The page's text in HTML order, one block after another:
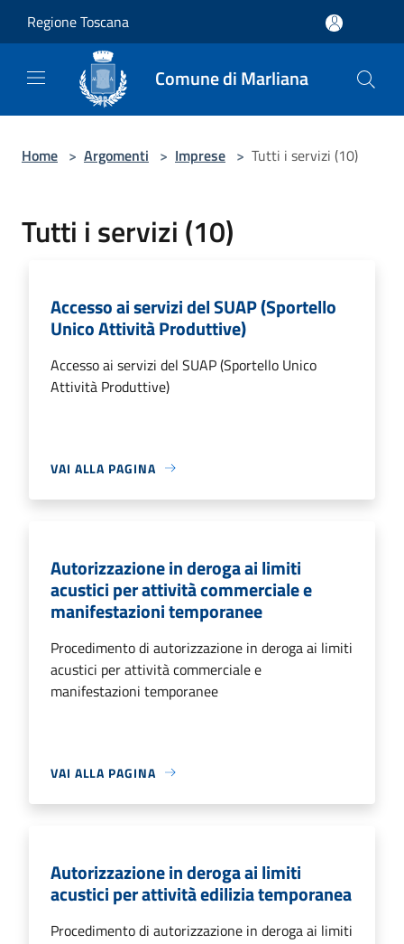
Regione Toscana
Comune di Marliana
Home > Argomenti > Imprese > Tutti i servizi (10)
Tutti i servizi (10)
Accesso ai servizi del SUAP (Sportello
Unico Attività Produttive)
Accesso ai servizi del SUAP (Sportello Unico
Attività Produttive)
VAI ALLA PAGINA
Autorizzazione in deroga ai limiti
acustici per attività commerciale e
manifestazioni temporanee
Procedimento di autorizzazione in deroga ai limiti
acustici per attività commerciale e
manifestazioni temporanee
VAI ALLA PAGINA
Autorizzazione in deroga ai limiti
acustici per attività edilizia temporanea
Procedimento di autorizzazione in deroga ai limiti